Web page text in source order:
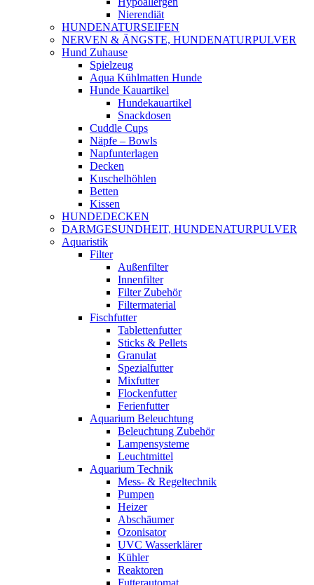
Nierendiät
HUNDENATURSEIFEN
NERVEN & ÄNGSTE, HUNDENATURPULVER
Hund Zuhause
Spielzeug
Aqua Kühlmatten Hunde
Hunde Kauartikel
Hundekauartikel
Snackdosen
Cuddle Cups
Näpfe – Bowls
Napfunterlagen
Decken
Kuschelhöhlen
Betten
Kissen
HUNDEDECKEN
DARMGESUNDHEIT, HUNDENATURPULVER
Aquaristik
Filter
Außenfilter
Innenfilter
Filter Zubehör
Filtermaterial
Fischfutter
Tablettenfutter
Sticks & Pellets
Granulat
Spezialfutter
Mixfutter
Flockenfutter
Ferienfutter
Aquarium Beleuchtung
Beleuchtung Zubehör
Lampensysteme
Leuchtmittel
Aquarium Technik
Mess- & Regeltechnik
Pumpen
Heizer
Abschäumer
Ozonisator
UVC Wasserklärer
Kühler
Reaktoren
Futterautomat